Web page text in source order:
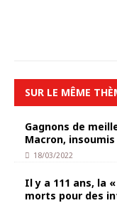
SUR LE MÊME
Gagnons de
Macron,
18/03/2022
Il y a 111 ans, la
morts pour des